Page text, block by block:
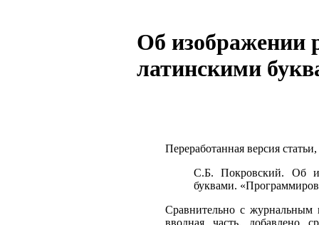
Об изображении
латинскими
Переработанная версия
С.Б. Покровский. Об
буквами.
Сравнительно с журнальным
вводная часть, добавлено